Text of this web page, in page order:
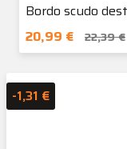
Bordo scudo
20,99 €
22,39 €
-1,31 €